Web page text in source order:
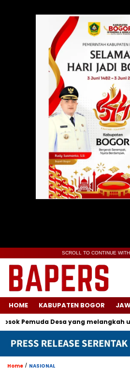
SCROLL TO CONTINUE
HOME KABUPATEN BOGOR
Desa yang melangkah
Home / NASIONAL